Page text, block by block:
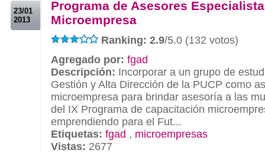
23/01
2013
Programa de Asesores
Microempresa
Ranking: 2.9/5.0 (132 votos)
Agregado por: fgad
Descripción: Incorporar a un grupo de
Gestión y Alta Dirección de la PUCP como
microempresa para brindar asesoría a las
del IX Programa de capacitación
emprendiendo para el Fut...
Etiquetas: fgad , microempresas
Vistas: 2677